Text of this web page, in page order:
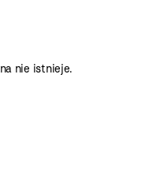
nie istnieje.